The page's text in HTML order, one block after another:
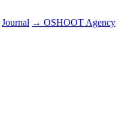
Journal → OSHOOT Agency